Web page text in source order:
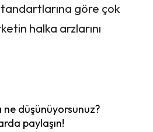
göre çok
halka arzlarını
ne düşünüyorsunuz?
paylaşın!